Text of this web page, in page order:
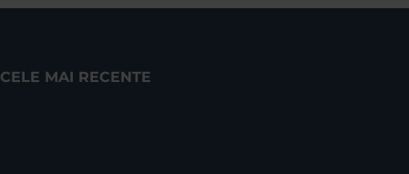
CELE MAI RECENTE